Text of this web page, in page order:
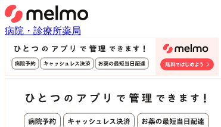
病院・診療所薬局